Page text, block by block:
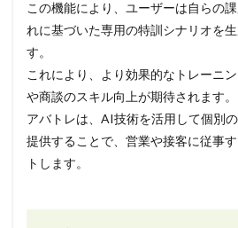
この機能により、ユーザーは自らの
れに基づいた専用の特訓シナリオを
す。
これにより、より効果的なトレーニ
や商談のスキル向上が期待されます。
アバトレは、AI技術を活用して個別
提供することで、営業や接客に従事
トします。